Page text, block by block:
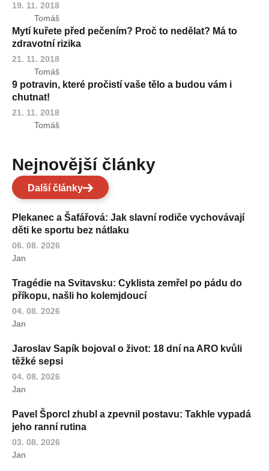
19. 11. 2018
Tomáš
Mytí kuřete před pečením? Proč to nedělat? Má to
zdravotní rizika
21. 11. 2018
Tomáš
9 potravin, které pročistí vaše tělo a budou vám i
chutnat!
21. 11. 2018
Tomáš
Nejnovější články
Další články
Plekanec a Šafářová: Jak slavní rodiče vychovávají
děti ke sportu bez nátlaku
06. 08. 2026
Jan
Tragédie na Svitavsku: Cyklista zemřel po pádu do
příkopu, našli ho kolemjdoucí
04. 08. 2026
Jan
Jaroslav Sapík bojoval o život: 18 dní na ARO kvůli
těžké sepsi
04. 08. 2026
Jan
Pavel Šporcl zhubl a zpevnil postavu: Takhle vypadá
jeho ranní rutina
03. 08. 2026
Jan